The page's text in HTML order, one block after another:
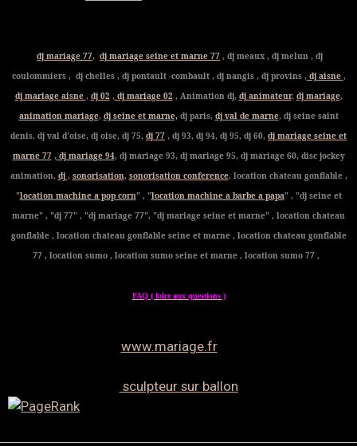
dj mariage 77, dj mariage seine et marne 77 , dj meaux , dj melun , dj
coulommiers , dj chelles , dj pontault -combault , dj nangis , dj provins ,dj aisne ,
dj mariage aisne , dj 02 ,dj mariage 02 , Animation dj, dj animateur, dj mariage,
animation mariage, dj seine et marne,dj paris, dj val de marne, dj seine saint
denis, dj val d'oise, dj oise, dj 75, dj 77 , dj 93, dj 94, dj 95, dj 60, dj mariage seine et
marne 77,dj mariage 94, dj mariage 93, dj mariage 95, dj mariage 60, disc jockey
animation, dj , sonorisation, sonorisation conference, location chateau gonflable ,
"location machine a pop corn" , "location machine a barbe a papa" , "dj seine et
marne" , "dj 77" , "dj mariage 77", "dj mariage seine et marne" , location chateau
gonflable , location chateau gonflable seine et marne , location chateau gonflable
77 , location sumo , location sumo seine et marne , location sumo 77 ,
FAQ ( foire aux questions )
www.mariage.fr
sculpteur sur ballon